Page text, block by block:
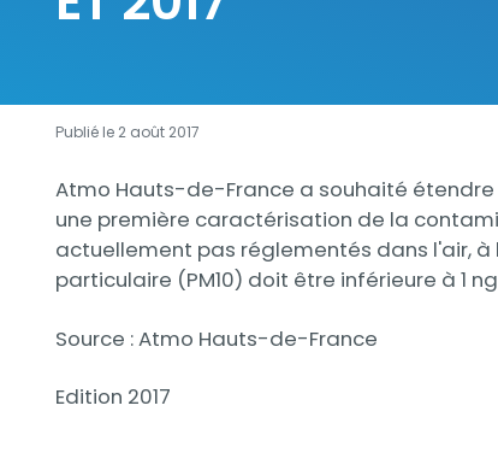
Publié le 2 août 2017
Description
Atmo Hauts-de-France a souhaité étendre
une première caractérisation de la
actuellement pas réglementés dans l'air,
particulaire (PM10) doit être inférieure à 1
Source : Atmo Hauts-de-France
Edition 2017